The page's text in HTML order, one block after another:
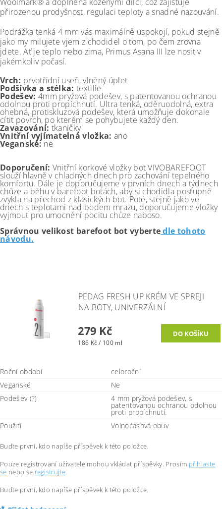
přirozenou prodyšnost, regulaci teploty a snadné nazouvání.
Podrážka tenká 4 mm vás maximálně uspokojí, pokud stejně
jako my milujete vjem z chodidel o tom, po čem zrovna
jdete. Ať je teplo nebo zima, Primus Asana III lze nosit v
jakémkoliv počasí.
Vrch: prvotřídní useň, vlněný úplet
Podšívka a stélka: textilie
Podešev: 4mm pryžová podešev, s patentovanou ochranou
odolnou proti propíchnutí. Ultra tenká, oděruodolná, extra
ohebná, protiskluzová podešev, která umožňuje dokonale
cítit povrch, po kterém se pohybujete každý den.
Zavazování: tkaničky
Vnitřní vyjímatelná vložka: ano
Veganské:ne
Doporučení: Vnitřní korkové vložky bot VIVOBAREFOOT
slouží hlavně v chladných dnech pro zachování tepelného
komfortu. Dále je doporučujeme v prvních dnech a týdnech
chůze a běhu v barefoot botách, aby si chodidla postupně
zvykla na přechod z klasických bot. Poté, stejně jako ve
dnech s teplotami nad bodem mrazu, doporučujeme vložky
vyjmout pro umocnění pocitu chůze naboso.
Správnou velikost barefoot bot vybertedle tohoto
návodu.
PEDAG FRESH UP KRÉM VE SPREJI
NA BOTY, UNIVERZÁLNÍ
279 Kč
186 Kč / 100 ml
Roční období
celoroční
Veganské
Ne
Podešev (?)
4 mm pryžová podešev, s
patentovanou ochranou odolnou
proti propíchnutí.
Použití
Volnočasová obuv
Buďte první, kdo napíše příspěvek k této položce.
Pouze registrovaní uživatelé mohou vkládat příspěvky. Prosím přihlaste
se nebo se registrujte.
Buďte první, kdo napíše příspěvek k této položce.